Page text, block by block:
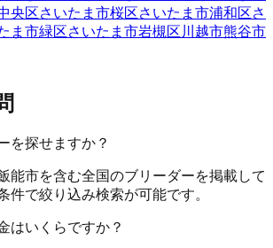
央区さいたま市桜区さいたま市浦和区さ
ま市緑区さいたま市岩槻区 川越市熊谷市
を探せますか？
能市を含む全国のブリーダーを掲載して
件で絞り込み検索が可能です。
はいくらですか？